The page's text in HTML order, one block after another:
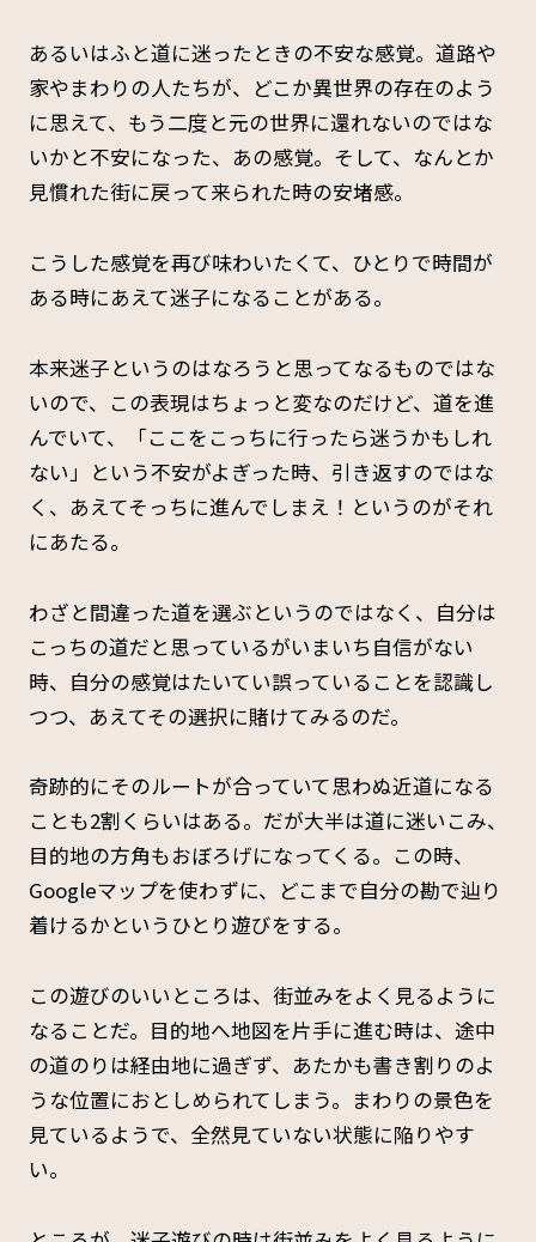
あるいはふと道に迷ったときの不安な感覚。道路や
家やまわりの人たちが、どこか異世界の存在のよう
に思えて、もう二度と元の世界に還れないのではな
いかと不安になった、あの感覚。そして、なんとか
見慣れた街に戻って来られた時の安堵感。
こうした感覚を再び味わいたくて、ひとりで時間が
ある時にあえて迷子になることがある。
本来迷子というのはなろうと思ってなるものではな
いので、この表­現はちょっと変なのだけど、道を進
んでいて、「ここをこっちに行ったら迷うかもしれ
ない」という不安がよぎった時、引き返すのではな
く、あえてそっちに進んでしまえ！というのがそれ
にあたる。
わざと間違った道を選ぶというのではなく、自分は
こっちの道だと思っているがいまいち自信がない
時、自分の感­覚はたいてい誤っていることを認識し
つつ、あえてその選択に賭けてみるのだ。
奇跡的にそのルートが合っていて思わぬ近道になる
ことも2割くらいはある。だが大半は道に迷いこみ、
目的地の方角もおぼろげになってくる。この時、
Googleマップを使わずに、どこまで自分の勘で辿り
着けるかというひとり遊びをする。
この遊びのいいところは、街並みをよく見るように
なることだ。目的地へ地図を片手に進む時は、途中
の道のりは経由地に過ぎず、あたかも書き割りのよ
うな位置におとしめられてしまう。まわりの景色を
見ているようで、全然見ていない状態に陥りやす
い。